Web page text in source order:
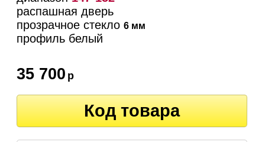
распашная дверь
прозрачное стекло6 мм
профиль белый
35 700 р
Код товара